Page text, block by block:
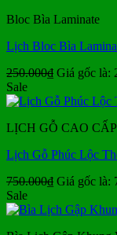
Bloc Bìa Laminate
Lịch Bloc Bìa
250.000₫ Giá gốc là:
Sale
LỊCH GỖ CAO CẤP
Lịch Gỗ Phúc Lộc
750.000₫ Giá gốc là:
Sale